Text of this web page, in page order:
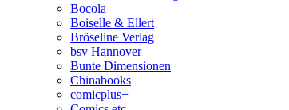
Bocola
Boiselle & Ellert
Bröseline Verlag
bsv Hannover
Bunte Dimensionen
Chinabooks
comicplus+